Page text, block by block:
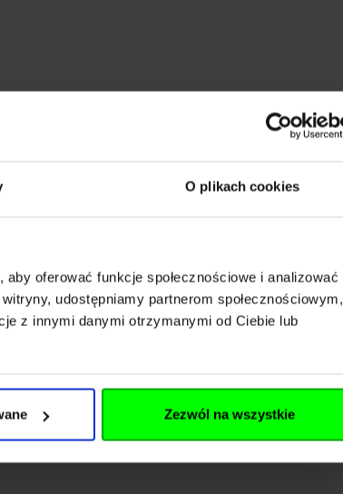
O plikach cookies
oferować funkcje społecznościowe i analizować
udostępniamy partnerom społecznościowym,
z innymi danymi otrzymanymi od Ciebie lub
Zezwól na wszystkie